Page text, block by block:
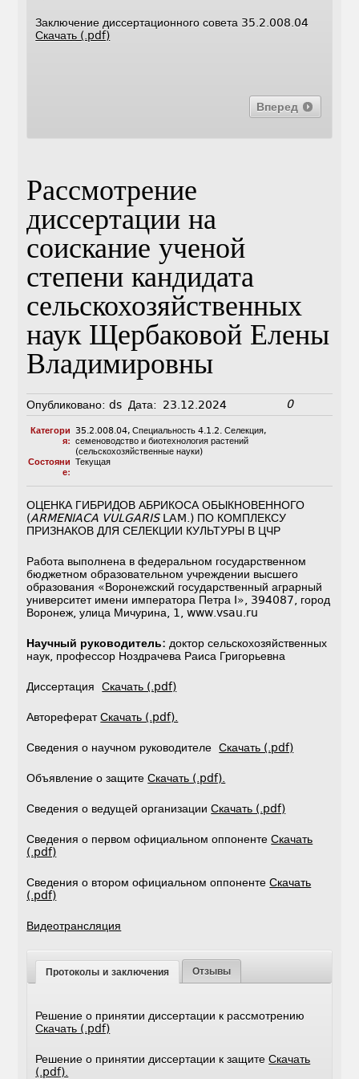
Заключение диссертационного совета 35.2.008.04
Скачать (.pdf)
Вперед
Рассмотрение
диссертации на
соискание ученой
степени кандидата
сельскохозяйственных
наук Щербаковой Елены
Владимировны
Опубликовано: ds Дата: 23.12.2024 0
Категори
я:
35.2.008.04, Специальность 4.1.2. Селекция,
семеноводство и биотехнология растений
(сельскохозяйственные науки)
Состояни
е:
Текущая
ОЦЕНКА ГИБРИДОВ АБРИКОСА ОБЫКНОВЕННОГО
(ARMENIACA VULGARISLAM.) ПО КОМПЛЕКСУ
ПРИЗНАКОВ ДЛЯ СЕЛЕКЦИИ КУЛЬТУРЫ В ЦЧР
Работа выполнена в федеральном государственном
бюджетном образовательном учреждении высшего
образования «Воронежский государственный аграрный
университет имени императора Петра I», 394087, город
Воронеж, улица Мичурина, 1, www.vsau.ru
Научный руководитель: доктор сельскохозяйственных
наук, профессор Ноздрачева Раиса Григорьевна
ДиссертацияСкачать (.pdf)
АвторефератСкачать (.pdf).
Сведения о научном руководителеСкачать (.pdf)
Объявление о защитеСкачать (.pdf).
Сведения о ведущей организацииСкачать (.pdf)
Сведения о первом официальном оппонентеСкачать
(.pdf)
Сведения о втором официальном оппонентеСкачать
(.pdf)
Видеотрансляция
Протоколы и заключения Отзывы
Решение о принятии диссертации к рассмотрению
Скачать (.pdf)
Решение о принятии диссертации к защитеСкачать
(.pdf).